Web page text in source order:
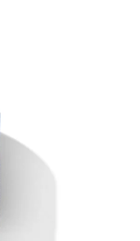
ČISTÍCÍ GEL -